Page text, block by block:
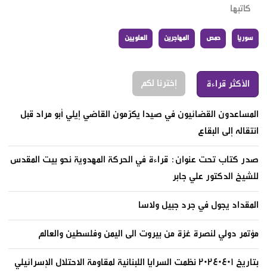
كاتبها
سوريا حمص المهاجرين العلويين
الأكثر قراءة إخترنا لكم
المساعدون القضائيون في صيدا يكرّمون القاضي إيلي أبو مراد قبل
انتقاله إلى البقاع
صدر كتاب تحت عنوان: قراءة في الحركة المهدوية نحو بيت المقدس
للشيخ الدكتور علي جابر
المقداد يجول في جرد جبيل ولاسا
مؤتمر دولي لنصرة غزة من بيروت الى اليمن وفلسطين والعالم
بتاريخ ٢٠٢٤٠٤٠١ نظمت السرايا اللبنانية لمقاومة الاحتلال الإسرائيلي